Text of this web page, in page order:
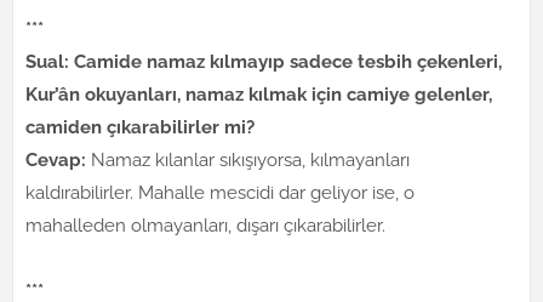
***
Sual: Camide namaz kılmayıp sadece tesbih çekenleri,
Kur’ân okuyanları, namaz kılmak için camiye gelenler,
camiden çıkarabilirler mi?
Cevap: Namaz kılanlar sıkışıyorsa, kılmayanları
kaldırabilirler. Mahalle mescidi dar geliyor ise, o
mahalleden olmayanları, dışarı çıkarabilirler.
***